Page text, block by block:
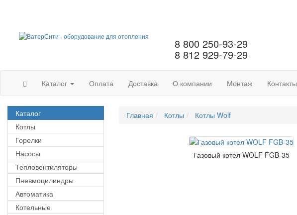
8 800 250-93-29
8 812 929-79-29
Каталог Оплата Доставка О компании Монтаж Контакты
Каталог
Котлы
Горелки
Насосы
Тепловентиляторы
Пневмоцилиндры
Автоматика
Котельные
Главная Котлы Котлы Wolf
Газовый котел WOLF FGB-35